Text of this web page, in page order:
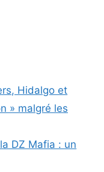
Hidalgo et
» malgré les
DZ Mafia : un